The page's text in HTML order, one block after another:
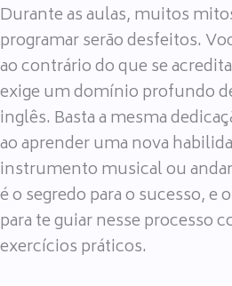
Durante as aulas, muitos
programar serão desfeitos.
ao contrário do que se
exige um domínio profundo
inglês. Basta a mesma
ao aprender uma nova
instrumento musical ou
é o segredo para o sucesso,
para te guiar nesse processo
exercícios práticos.